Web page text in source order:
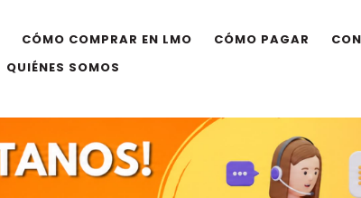
CÓMO COMPRAR EN LMO CÓMO PAGAR
QUIÉNES SOMOS